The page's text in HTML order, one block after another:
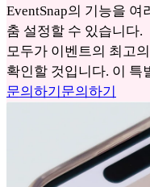
EventSnap의 기능을
춤 설정할 수 있습니다.
모두가 이벤트의 최고
확인할 것입니다. 이 특
문의하기 문의하기